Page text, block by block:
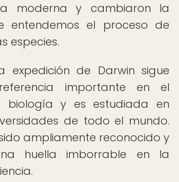
moderna y cambiaron la
entendemos el proceso de
especies.
expedición de Darwin sigue
importante en el
y es estudiada en
de todo el mundo.
ampliamente reconocido y
huella imborrable en la